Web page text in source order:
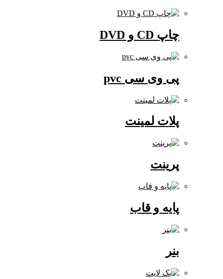
پی وی سی pvc
پلات لمینت
پایه و قاب